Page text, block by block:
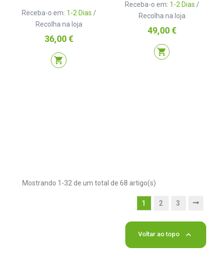
Receba-o em: 1-2 Dias /
Recolha na loja
Preço
36,00 €
shopping_cart
Receba-o em: 1-2 Dias /
Recolha na loja
Preço
49,00 €
shopping_cart
Mostrando 1-32 de um total de 68 artigo(s)
1 2 3
Voltar ao topo 